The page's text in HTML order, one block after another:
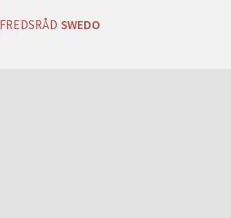
SWEDO